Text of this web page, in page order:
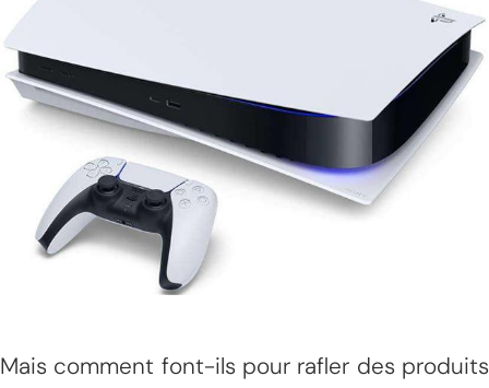
Mais comment font-ils pour rafler des produits